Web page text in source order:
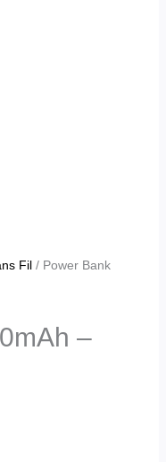
Fil/ Power Bank
–